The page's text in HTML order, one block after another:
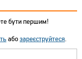
бути першим!
абозареєструйтеся.